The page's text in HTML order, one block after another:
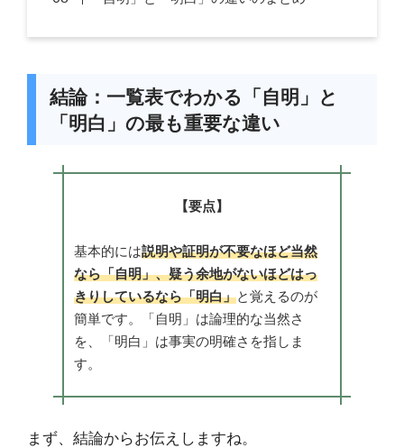
結論：一覧表でわかる「自明」と
「明白」の最も重要な違い
【要点】
基本的には説明や証明が不要なほど当然
なら「自明」、疑う余地がないほどはっ
きりしているなら「明白」と覚えるのが
簡単です。「自明」は論理的な当然さ
を、「明白」は事実の明確さを指しま
す。
まず、結論からお伝えしますね。